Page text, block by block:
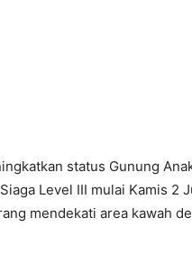
status Gunung
Level III mulai Kamis 2
mendekati area kawah